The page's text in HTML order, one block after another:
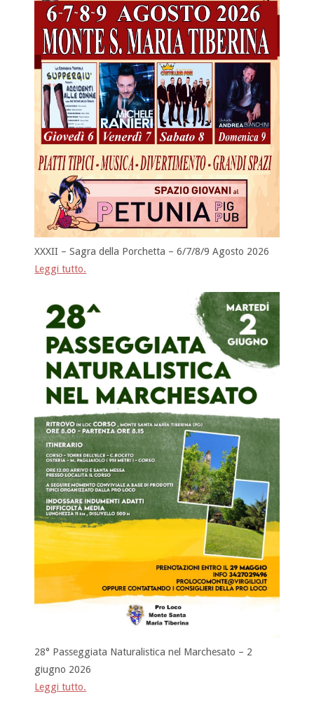
XXXII – Sagra della Porchetta – 6/7/8/9 Agosto 2026
Leggi tutto.
28° Passeggiata Naturalistica nel Marchesato – 2
giugno 2026
Leggi tutto.